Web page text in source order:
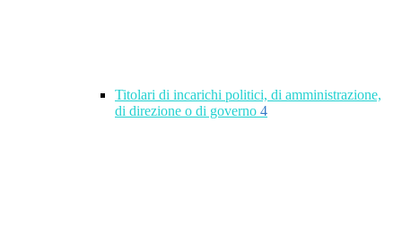
Titolari di incarichi politici, di amministrazione,
di direzione o di governo 4